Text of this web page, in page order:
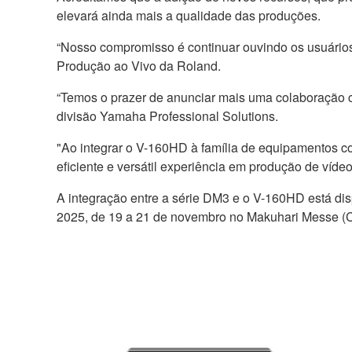
elevará ainda mais a qualidade das produções.
“Nosso compromisso é continuar ouvindo os
Produção ao Vivo da Roland.
“Temos o prazer de anunciar mais uma
divisão Yamaha Professional Solutions.
"Ao integrar o V-160HD à família de equipamentos
eficiente e versátil experiência em produção de
A integração entre a série DM3 e o V-160HD está
2025, de 19 a 21 de novembro no Makuhari Messe